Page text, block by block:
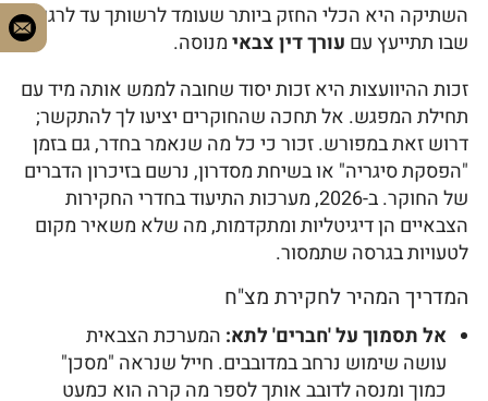
השתיקה היא הכלי החזק ביותר שעומד לרשותך עד לרגע
שבו תתייעץ עם עורך דין צבאימנוסה.
זכות ההיוועצות היא זכות יסוד שחובה לממש אותה מיד עם
תחילת המפגש. אל תחכה שהחוקרים יציעו לך להתקשר;
דרוש זאת במפורש. זכור כי כל מה שנאמר בחדר, גם בזמן
"הפסקת סיגריה" או בשיחת מסדרון, נרשם בזיכרון הדברים
של החוקר. ב-2026, מערכות התיעוד בחדרי החקירות
הצבאיים הן דיגיטליות ומתקדמות, מה שלא משאיר מקום
לטעויות בגרסה שתמסור.
המדריך המהיר לחקירת מצ"ח
אל תסמוך על 'חברים' לתא: המערכת הצבאית
עושה שימוש נרחב במדובבים. חייל שנראה "מסכן"
כמוך ומנסה לדובב אותך לספר מה קרה הוא כמעט